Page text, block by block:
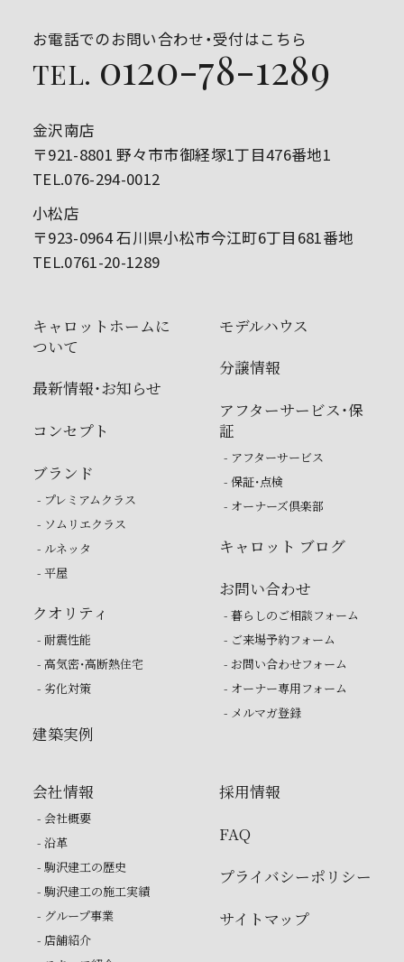
お電話でのお問い合わせ・受付はこちら
TEL. 0120-78-1289
金沢南店
〒921-8801 野々市市御経塚1丁目476番地1
TEL.076-294-0012
小松店
〒923-0964 石川県小松市今江町6丁目681番地
TEL.0761-20-1289
キャロットホームに
ついて
最新情報・お知らせ
コンセプト
ブランド
- プレミアムクラス
- ソムリエクラス
- ルネッタ
- 平屋
クオリティ
- 耐震性能
- 高気密・高断熱住宅
- 劣化対策
建築実例
モデルハウス
分譲情報
アフターサービス・保
証
- アフターサービス
- 保証・点検
- オーナーズ倶楽部
キャロット ブログ
お問い合わせ
- 暮らしのご相談フォーム
- ご来場予約フォーム
- お問い合わせフォーム
- オーナー専用フォーム
- メルマガ登録
会社情報
- 会社概要
- 沿革
- 駒沢建工の歴史
- 駒沢建工の施工実績
- グループ事業
- 店舗紹介
採用情報
FAQ
プライバシーポリシー
サイトマップ